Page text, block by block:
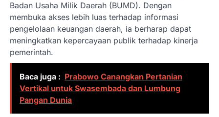
Badan Usaha Milik Daerah (BUMD). Dengan
membuka akses lebih luas terhadap informasi
pengelolaan keuangan daerah, ia berharap dapat
meningkatkan kepercayaan publik terhadap kinerja
pemerintah.
Baca juga : Prabowo Canangkan Pertanian
Vertikal untuk Swasembada dan Lumbung
Pangan Dunia